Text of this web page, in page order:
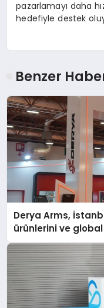
pazarlamayı daha
hedefiyle destek
Benzer
Derya Arms,
ürünlerini ve